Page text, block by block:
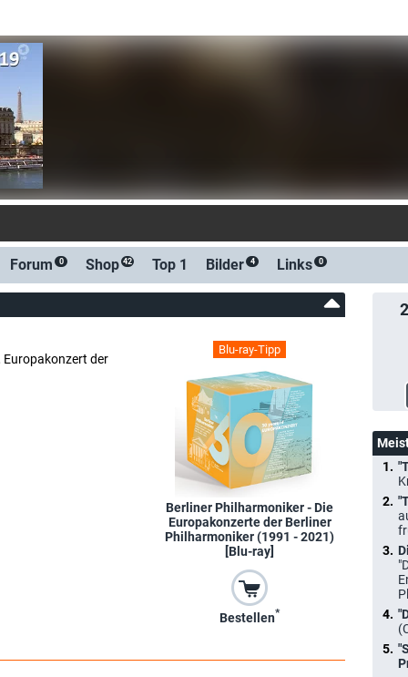
Forum 0 Shop 42 Top 1 Bilder 4 Links 0
Blu-ray-Tipp
Berliner Philharmoniker - Die
Europakonzerte der Berliner
Philharmoniker (1991 - 2021)
[Blu-ray]
Bestellen*
Europakonzert der